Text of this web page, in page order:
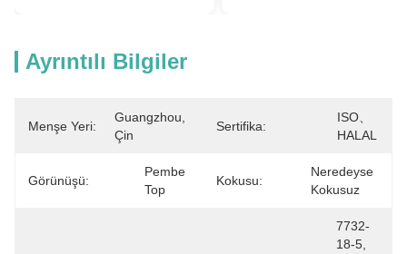
Ayrıntılı Bilgiler
Menşe Yeri:
Guangzhou,
Çin
Sertifika:
ISO、
HALAL
Görünüşü:
Pembe
Top
Kokusu:
Neredeyse
Kokusuz
7732-
18-5,